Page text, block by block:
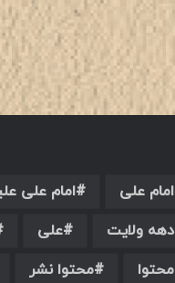
امام علی امام علی
دهه ولایت
علی
محتوا
محتوا نشر